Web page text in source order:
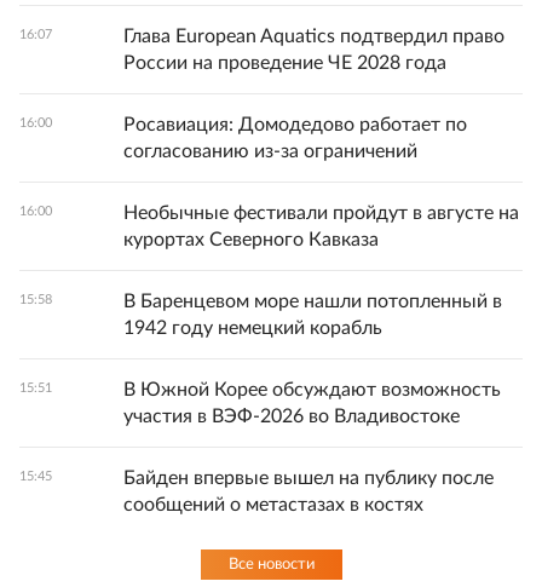
16:07
Глава European Aquatics подтвердил право
России на проведение ЧЕ 2028 года
16:00
Росавиация: Домодедово работает по
согласованию из-за ограничений
16:00
Необычные фестивали пройдут в августе на
курортах Северного Кавказа
15:58
В Баренцевом море нашли потопленный в
1942 году немецкий корабль
15:51
В Южной Корее обсуждают возможность
участия в ВЭФ-2026 во Владивостоке
15:45
Байден впервые вышел на публику после
сообщений о метастазах в костях
Все новости